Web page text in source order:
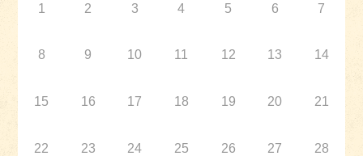
1 2 3 4 5 6 7
8 9 10 11 12 13 14
15 16 17 18 19 20 21
22 23 24 25 26 27 28